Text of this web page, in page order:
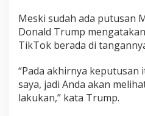
Meski sudah ada putusan
Donald Trump
TikTok berada di
“Pada akhirnya
saya, jadi Anda akan
lakukan,” kata Trump.